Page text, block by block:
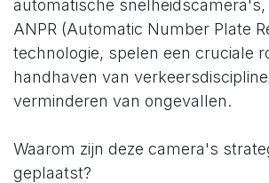
automatische
ANPR (Automatic Number Plate
technologie, spelen een cruciale
handhaven van
verminderen van ongevallen.​
Waarom zijn deze camera's
geplaatst? ​